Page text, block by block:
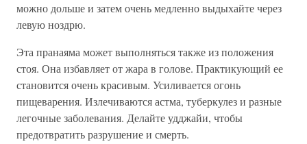
можно дольше и затем очень медленно выдыхайте через
левую ноздрю.
Эта пранаяма может выполняться также из положения
стоя. Она избавляет от жара в голове. Практикующий ее
становится очень красивым. Усиливается огонь
пищеварения. Излечиваются астма, туберкулез и разные
легочные заболевания. Делайте удджайи, чтобы
предотвратить разрушение и смерть.